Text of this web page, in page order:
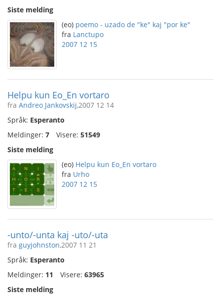
Siste melding
(eo) poemo - uzado de "ke" kaj "por ke"
fra Lanctupo
2007 12 15
Helpu kun Eo_En vortaro
fra Andreo Jankovskij,2007 12 14
Språk: Esperanto
Meldinger: 7 Visere: 51549
Siste melding
(eo) Helpu kun Eo_En vortaro
fra Urho
2007 12 15
-unto/-unta kaj -uto/-uta
fra guyjohnston,2007 11 21
Språk: Esperanto
Meldinger: 11 Visere: 63965
Siste melding